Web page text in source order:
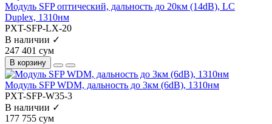
Модуль SFP оптический, дальность до 20км (14dB), LC
Duplex, 1310нм
PXT-SFP-LX-20
В наличии ✓
247 401 сум
В корзину
Модуль SFP WDM, дальность до 3км (6dB), 1310нм
PXT-SFP-W35-3
В наличии ✓
177 755 сум